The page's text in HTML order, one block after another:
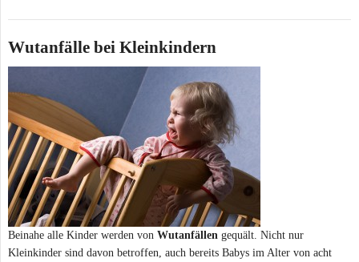
Wutanfälle bei Kleinkindern
Beinahe alle Kinder werden von Wutanfällen gequält. Nicht nur
Kleinkinder sind davon betroffen, auch bereits Babys im Alter von acht